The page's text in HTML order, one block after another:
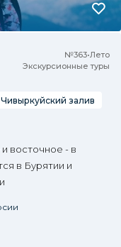
№363•Лето
Экскурсионные туры
Чивыркуйский залив
восточное - в
в Бурятии и